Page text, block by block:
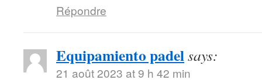
Répondre
Equipamiento padelsays:
21 août 2023 at 9 h 42 min